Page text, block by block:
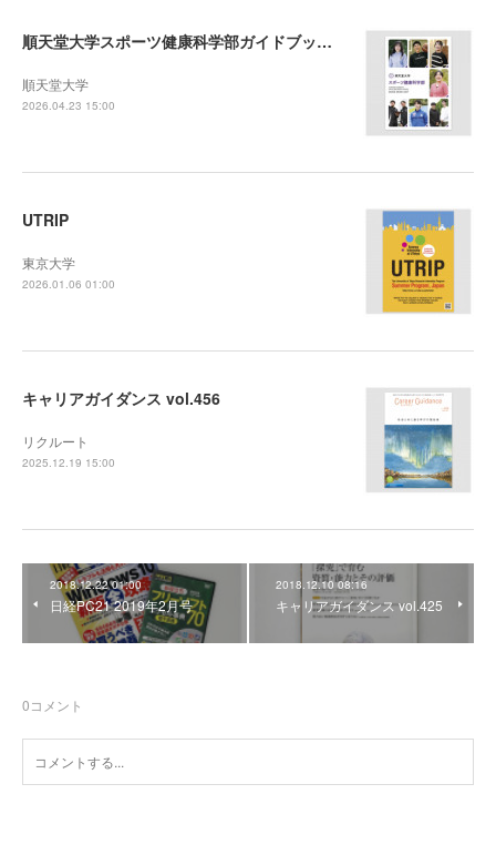
順天堂大学スポーツ健康科学部ガイドブック2027
順天堂大学
2026.04.23 15:00
UTRIP
東京大学
2026.01.06 01:00
キャリアガイダンス vol.456
リクルート
2025.12.19 15:00
2018.12.22 01:00
日経PC21 2019年2月号
2018.12.10 08:16
キャリアガイダンス vol.425
0コメント